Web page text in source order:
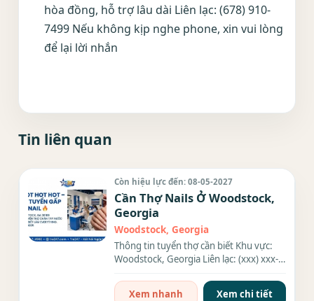
hòa đồng, hỗ trợ lâu dài Liên lạc: (678) 910-
7499 Nếu không kịp nghe phone, xin vui lòng
để lại lời nhắn
Tin liên quan
Còn hiệu lực đến: 08-05-2027
Cần Thợ Nails Ở Woodstock,
Georgia
Woodstock, Georgia
Thông tin tuyển thợ cần biết Khu vực:
Woodstock, Georgia Liên lạc: (xxx) xxx-
Xem nhanh
Xem chi tiết